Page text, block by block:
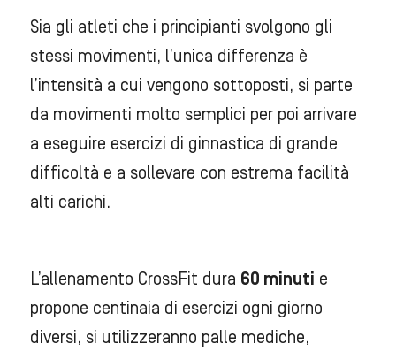
Sia gli atleti che i principianti svolgono gli
stessi movimenti, l’unica differenza è
l’intensità a cui vengono sottoposti, si parte
da movimenti molto semplici per poi arrivare
a eseguire esercizi di ginnastica di grande
difficoltà e a sollevare con estrema facilità
alti carichi.
L’allenamento CrossFit dura 60 minuti e
propone centinaia di esercizi ogni giorno
diversi, si utilizzeranno palle mediche,